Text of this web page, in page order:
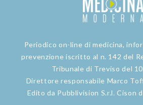
Periodico on-line di medicina,
prevenzione iscritto al n. 142 del
Tribunale di Treviso del
Direttore responsabile Marco
Edito da Pubblivision S.r.l. Cison